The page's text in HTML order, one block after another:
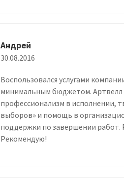
Андрей
30.08.2016
Воспользовался услугами
минимальным бюджетом. Артвелл
профессионализм в исполнении,
выборов» и помощь в
поддержки по завершении работ.
Рекомендую!